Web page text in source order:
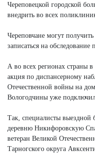
Череповецкой городской
внедрить во всех
Череповчане могут
записаться на
А во всех регионах страны
акция по диспансерному
Отечественной войны на
Вологодчины уже
Так, специалисты выездной
деревню Никифоровскую
ветеран Великой
Тарногского округа